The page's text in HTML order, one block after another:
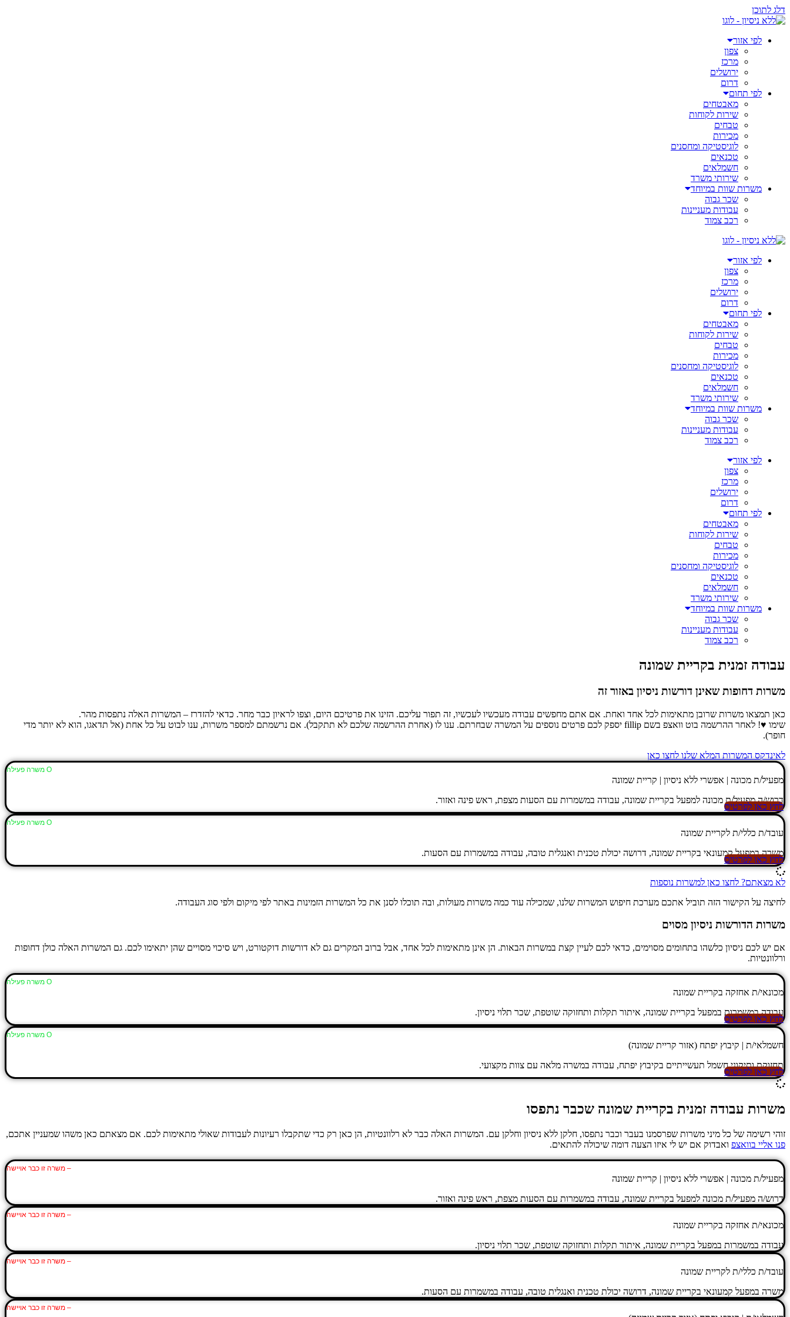
דלג לתוכן
לפי אזור
צפון
מרכז
ירושלים
דרום
לפי תחום
מאבטחים
שירות לקוחות
טבחים
מכירות
לוגיסטיקה ומחסנים
טכנאים
חשמלאים
שירותי משרד
משרות שוות במיוחד
שכר גבוה
עבודות מעניינות
רכב צמוד
לפי אזור
צפון
מרכז
ירושלים
דרום
לפי תחום
מאבטחים
שירות לקוחות
טבחים
מכירות
לוגיסטיקה ומחסנים
טכנאים
חשמלאים
שירותי משרד
משרות שוות במיוחד
שכר גבוה
עבודות מעניינות
רכב צמוד
לפי אזור
צפון
מרכז
ירושלים
דרום
לפי תחום
מאבטחים
שירות לקוחות
טבחים
מכירות
לוגיסטיקה ומחסנים
טכנאים
חשמלאים
שירותי משרד
משרות שוות במיוחד
שכר גבוה
עבודות מעניינות
רכב צמוד
עבודה זמנית בקריית שמונה
משרות דחופות שאינן דורשות ניסיון באזור זה
כאן תמצאו משרות שרובן מתאימות לכל אחד ואחת. אם אתם מחפשים עבודה מעכשיו לעכשיו, זה תפור עליכם. הזינו את פרטיכם היום, וצפו לראיון כבר מחר. כדאי להזדרז – המשרות האלה נתפסות מהר.
שימו ♥! לאחר ההרשמה בוט וואצפ בשם fillip יספק לכם פרטים נוספים על המשרה שבחרתם. ענו לו (אחרת ההרשמה שלכם לא תתקבל). אם נרשמתם למספר משרות, ענו לבוט על כל אחת (אל תדאגו, הוא לא יותר מדי
חופר).
לאינדקס המשרות המלא שלנו לחצו כאן
Ο משרה פעילה
מפעיל/ת מכונה | אפשרי ללא ניסיון | קריית שמונה
דרוש/ה מפעיל/ת מכונה למפעל בקריית שמונה, עבודה במשמרות עם הסעות מצפת, ראש פינה ואזור.
לחץ כאן לפרטים
Ο משרה פעילה
עובד/ת כללי/ת לקריית שמונה
משרה במפעל קמעונאי בקריית שמונה, דרושה יכולת טכנית ואנגלית טובה, עבודה במשמרות עם הסעות.
לחץ כאן לפרטים
לא מצאתם? לחצו כאן למשרות נוספות
לחיצה על הקישור הזה תוביל אתכם מערכת חיפוש המשרות שלנו, שמכילה עוד כמה משרות מעולות, ובה תוכלו לסנן את כל המשרות הזמינות באתר לפי מיקום ולפי סוג העבודה.
משרות הדורשות ניסיון מסוים
אם יש לכם ניסיון כלשהו בתחומים מסוימים, כדאי לכם לעיין קצת במשרות הבאות. הן אינן מתאימות לכל אחד, אבל ברוב המקרים גם לא דורשות דוקטורט, ויש סיכוי מסויים שהן יתאימו לכם. גם המשרות האלה כולן דחופות
ורלוונטיות.
Ο משרה פעילה
מכונאי/ת אחזקה בקריית שמונה
עבודה במשמרות במפעל בקריית שמונה, איתור תקלות ותחזוקה שוטפת, שכר תלוי ניסיון.
לחץ כאן לפרטים
Ο משרה פעילה
חשמלאי/ת | קיבוץ יפתח (אזור קריית שמונה)
תחזוקת ותיקוני חשמל תעשייתיים בקיבוץ יפתח, עבודה במשרה מלאה עם צוות מקצועי.
לחץ כאן לפרטים
משרות עבודה זמנית בקריית שמונה שכבר נתפסו
זוהי רשימה של כל מיני משרות שפרסמנו בעבר וכבר נתפסו, חלקן ללא ניסיון וחלקן עם. המשרות האלה כבר לא רלוונטיות, הן כאן רק כדי שתקבלו רעיונות לעבודות שאולי מתאימות לכם. אם מצאתם כאן משהו שמעניין אתכם,
פנו אליי בוואצפ ואבדוק אם יש לי איזו הצעה דומה שיכולה להתאים.
– משרה זו כבר אויישה
מפעיל/ת מכונה | אפשרי ללא ניסיון | קריית שמונה
דרוש/ה מפעיל/ת מכונה למפעל בקריית שמונה, עבודה במשמרות עם הסעות מצפת, ראש פינה ואזור.
– משרה זו כבר אויישה
מכונאי/ת אחזקה בקריית שמונה
עבודה במשמרות במפעל בקריית שמונה, איתור תקלות ותחזוקה שוטפת, שכר תלוי ניסיון.
– משרה זו כבר אויישה
עובד/ת כללי/ת לקריית שמונה
משרה במפעל קמעונאי בקריית שמונה, דרושה יכולת טכנית ואנגלית טובה, עבודה במשמרות עם הסעות.
– משרה זו כבר אויישה